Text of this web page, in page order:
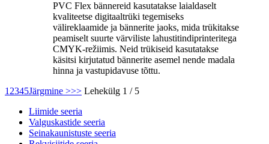
PVC Flex bännereid kasutatakse laialdaselt
kvaliteetse digitaaltrüki tegemiseks
välireklaamide ja bännerite jaoks, mida trükitakse
peamiselt suurte värviliste lahustitindiprinteritega
CMYK-režiimis. Neid trükiseid kasutatakse
käsitsi kirjutatud bännerite asemel nende madala
hinna ja vastupidavuse tõttu.
1 2345Järgmine >>> Lehekülg 1 / 5
Liimide seeria
Valguskastide seeria
Seinakaunistuste seeria